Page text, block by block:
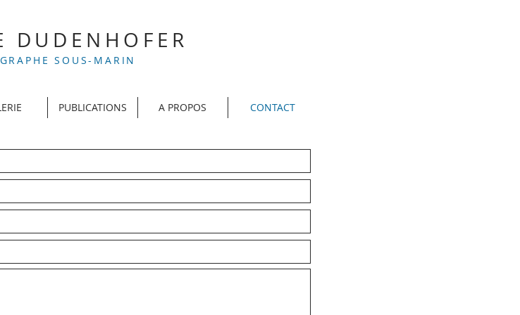
DUDENHOFER
SOUS-MARIN
PUBLICATIONS A PROPOS CONTACT